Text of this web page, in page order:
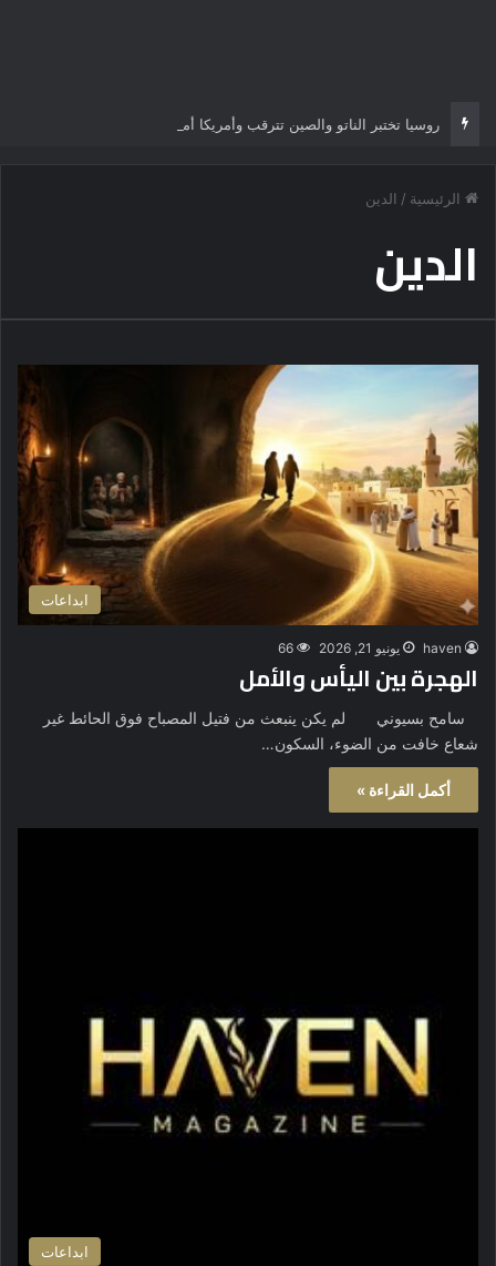
روسيا تختبر الناتو والصين تترقب وأمريكا أمام أخطر معركة إستراتيجية
الرئيسية / الدين
الدين
ابداعات
haven يونيو 21, 2026 66
الهجرة بين اليأس والأمل
سامح بسيوني لم يكن ينبعث من فتيل المصباح فوق الحائط غير
شعاع خافت من الضوء، السكون…
أكمل القراءة »
ابداعات